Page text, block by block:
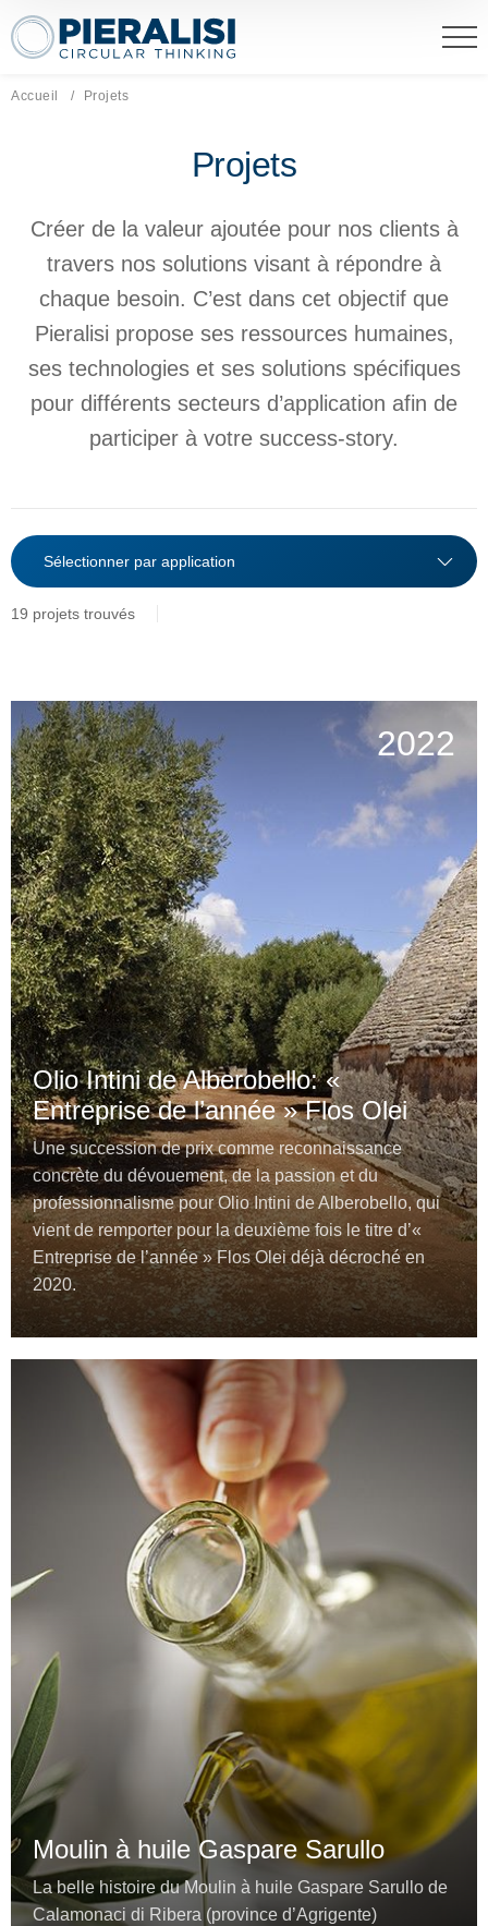
Pieralisi Maip Spa
Accueil Page actuelle:
Projets
Projets
Créer de la valeur ajoutée pour nos clients à
travers nos solutions visant à répondre à
chaque besoin. C’est dans cet objectif que
Pieralisi propose ses ressources humaines,
ses technologies et ses solutions spécifiques
pour différents secteurs d’application afin de
participer à votre success-story.
19 projets trouvés
2022
Olio Intini de Alberobello: «
Entreprise de l’année » Flos Olei
Une succession de prix comme reconnaissance
concrète du dévouement, de la passion et du
professionnalisme pour Olio Intini de Alberobello, qui
vient de remporter pour la deuxième fois le titre d’«
Entreprise de l’année » Flos Olei déjà décroché en
2020.
Moulin à huile Gaspare Sarullo
La belle histoire du Moulin à huile Gaspare Sarullo de
Calamonaci di Ribera (province d’Agrigente)